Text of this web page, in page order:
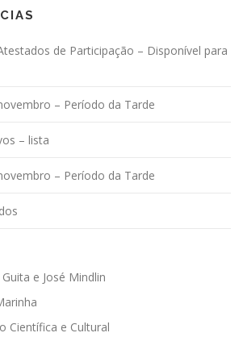
de Participação – Disponível para
– Período da Tarde
– lista
– Período da Tarde
e José Mindlin
Científica e Cultural